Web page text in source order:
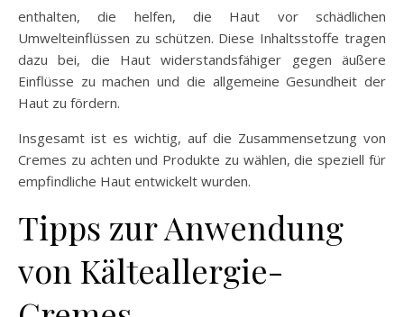
enthalten, die helfen, die Haut vor schädlichen
Umwelteinflüssen zu schützen. Diese Inhaltsstoffe tragen
dazu bei, die Haut widerstandsfähiger gegen äußere
Einflüsse zu machen und die allgemeine Gesundheit der
Haut zu fördern.
Insgesamt ist es wichtig, auf die Zusammensetzung von
Cremes zu achten und Produkte zu wählen, die speziell für
empfindliche Haut entwickelt wurden.
Tipps zur Anwendung
von Kälteallergie-